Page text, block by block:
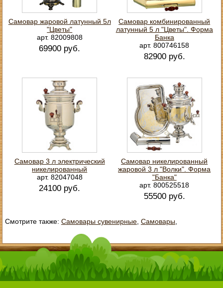
Самовар жаровой латунный 5л
"Цветы"
арт. 82009808
69900 руб.
Самовар комбинированный
латунный 5 л "Цветы". Форма
Банка
арт. 800746158
82900 руб.
Самовар 3 л электрический
никелированный
арт. 82047048
24100 руб.
Самовар никелированный
жаровой 3 л "Волки". Форма
"Банка"
арт. 800525518
55500 руб.
Смотрите также: Самовары сувенирные, Самовары,